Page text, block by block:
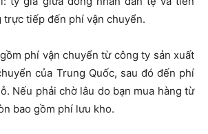
trực tiếp đến phí vận chuyển.
phí vận chuyển từ công ty sản xuất
của Trung Quốc, sau đó đến phí
Nếu phải chờ lâu do bạn mua hàng từ
bao gồm phí lưu kho.